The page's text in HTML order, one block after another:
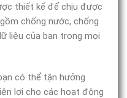
thiết kế để chịu được
chống nước, chống
liệu của bạn trong mọi
có thể tận hưởng
lợi cho các hoạt động